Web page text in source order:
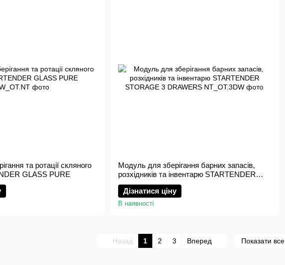
та ротації скляного
GLASS PURE
Модуль для зберігання барних запасів,
розхідників та інвентарю STARTENDER
STORAGE 3 DRAWERS
Дізнатися ціну
В наявності
Назад 1 2 3 Вперед Показати все